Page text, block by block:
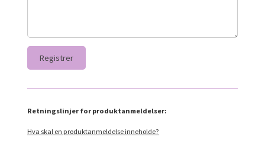
Retningslinjer for produktanmeldelser:
Hva skal en produktanmeldelse inneholde?